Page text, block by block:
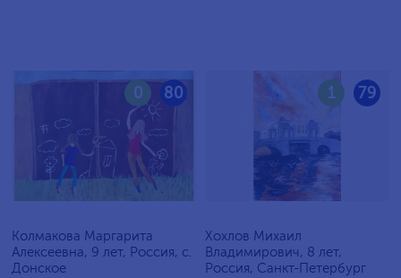
80
0
Колмакова Маргарита
Алексеевна, 9 лет, Россия, с.
Донское
79
1
Хохлов Михаил
Владимирович, 8 лет,
Россия, Санкт-Петербург